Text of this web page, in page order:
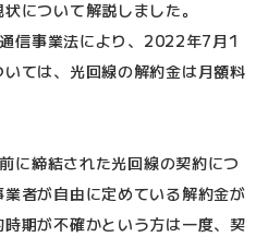
について解説しました。
信事業法により、2022年7月1
ては、光回線の解約金は月額料
に締結された光回線の契約につ
者が自由に定めている解約金が
期が不確かという方は一度、契